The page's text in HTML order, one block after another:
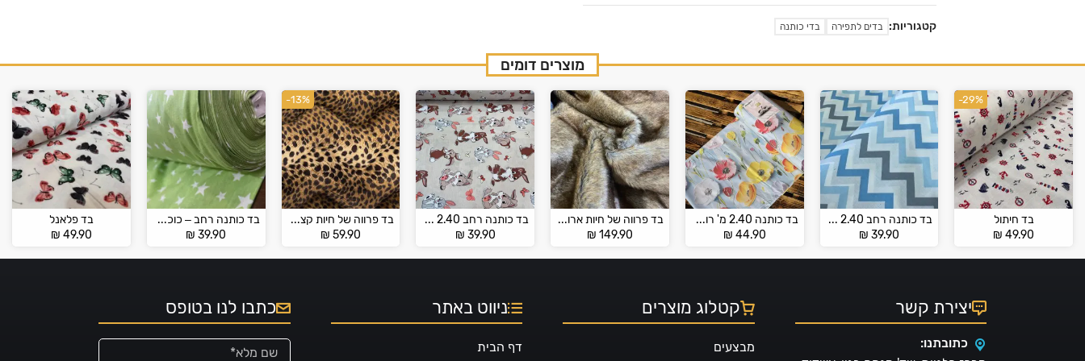
קטגוריות: בדים לתפירה בדי כותנה
מוצרים דומים
-29%
בד חיתול
₪ 49.90
בד כותנה רחב 2.40 מ' – גיאומטרי
₪ 39.90
בד כותנה 2.40 מ' רוחב תלת מימד 3D
₪ 44.90
בד פרווה של חיות ארוכה
₪ 149.90
בד כותנה רחב 2.40 מ' – ילדים
₪ 39.90
-13%
בד פרווה של חיות קצרה
₪ 59.90
בד כותנה רחב – כוכבים
₪ 39.90
בד פלאנל
₪ 49.90
יצירת קשר
כתובתנו:
קטלוג מוצרים
מבצעים
ניווט באתר
דף הבית
כתבו לנו בטופס